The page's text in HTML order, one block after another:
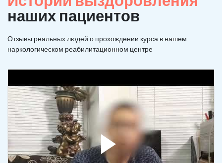
наших пациентов
Отзывы реальных людей о прохождении курса в нашем
наркологическом реабилитационном центре